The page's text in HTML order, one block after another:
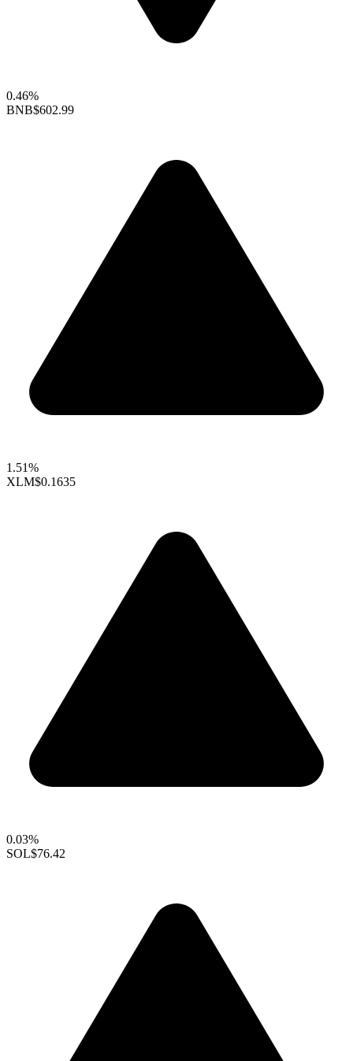
0.46%
BNB$602.99
1.51%
XLM$0.1635
0.03%
SOL$76.42